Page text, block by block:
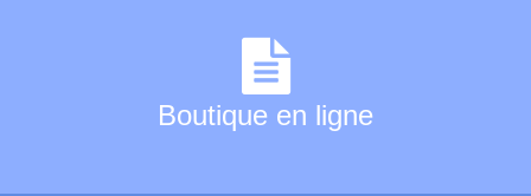
Boutique en ligne